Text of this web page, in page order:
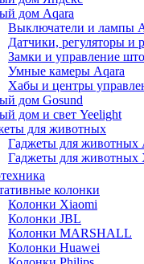
дом Aqara
Выключатели и лампы
Датчики, регуляторы и
Замки и управление
Умные камеры Aqara
Хабы и центры
дом Gosund
дом и свет Yeelight
для животных
Гаджеты для животных
Гаджеты для животных
колонки
Колонки Xiaomi
Колонки JBL
Колонки MARSHALL
Колонки Huawei